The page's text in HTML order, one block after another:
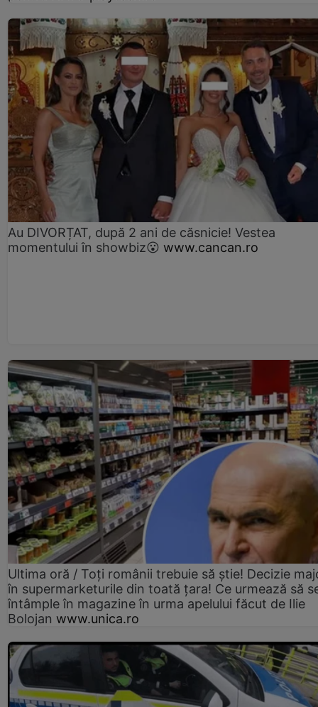
Au DIVORȚAT, după 2 ani de căsnicie! Vestea
momentului în showbiz😮 www.cancan.ro
Ultima oră / Toți românii trebuie să știe! Decizie
în supermarketurile din toată țara! Ce urmează să
întâmple în magazine în urma apelului făcut de Ilie
Bolojan www.unica.ro